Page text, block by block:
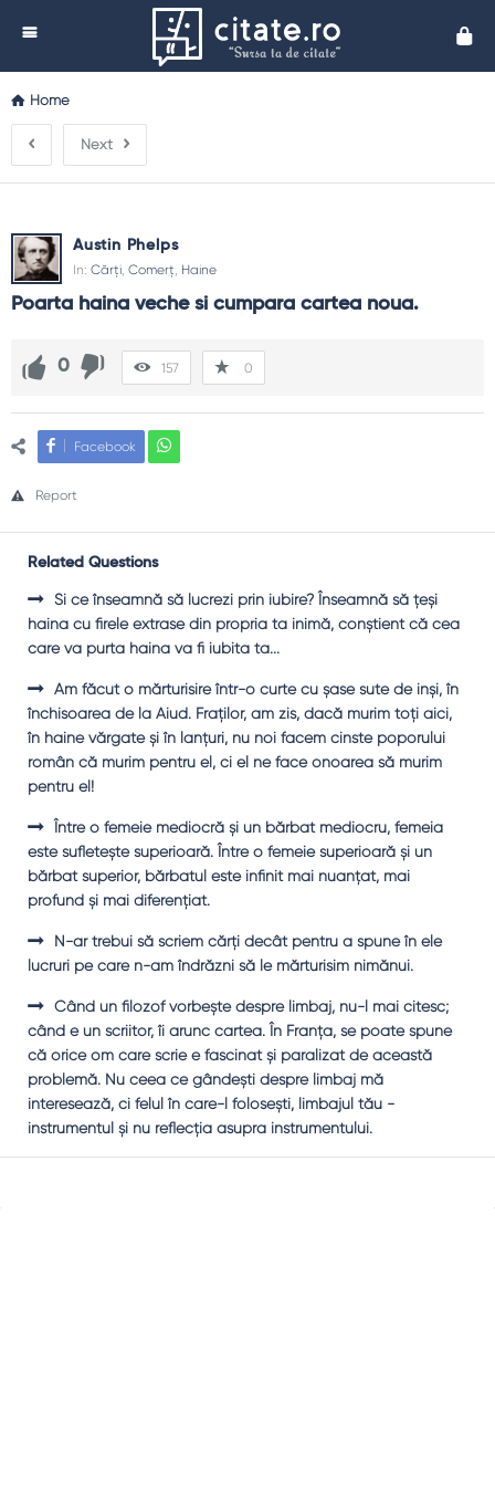
Home
Next
Austin Phelps
In: Cărți, Comerț, Haine
Poarta haina veche si cumpara cartea noua.
0 157 0
Facebook
Report
Related Questions
Şi ce înseamnă să lucrezi prin iubire? Înseamnă să ţeşi
haina cu firele extrase din propria ta inimă, conştient că cea
care va purta haina va fi iubita ta...
Am făcut o mărturisire într-o curte cu şase sute de inşi, în
închisoarea de la Aiud. Fraţilor, am zis, dacă murim toţi aici,
în haine vărgate şi în lanţuri, nu noi facem cinste poporului
român că murim pentru el, ci el ne face onoarea să murim
pentru el!
Între o femeie mediocră şi un bărbat mediocru, femeia
este sufleteşte superioară. Între o femeie superioară şi un
bărbat superior, bărbatul este infinit mai nuanţat, mai
profund şi mai diferenţiat.
N-ar trebui să scriem cărţi decât pentru a spune în ele
lucruri pe care n-am îndrăzni să le mărturisim nimănui.
Când un filozof vorbeşte despre limbaj, nu-l mai citesc;
când e un scriitor, îi arunc cartea. În Franţa, se poate spune
că orice om care scrie e fascinat şi paralizat de această
problemă. Nu ceea ce gândeşti despre limbaj mă
interesează, ci felul în care-l foloseşti, limbajul tău -
instrumentul şi nu reflecţia asupra instrumentului.